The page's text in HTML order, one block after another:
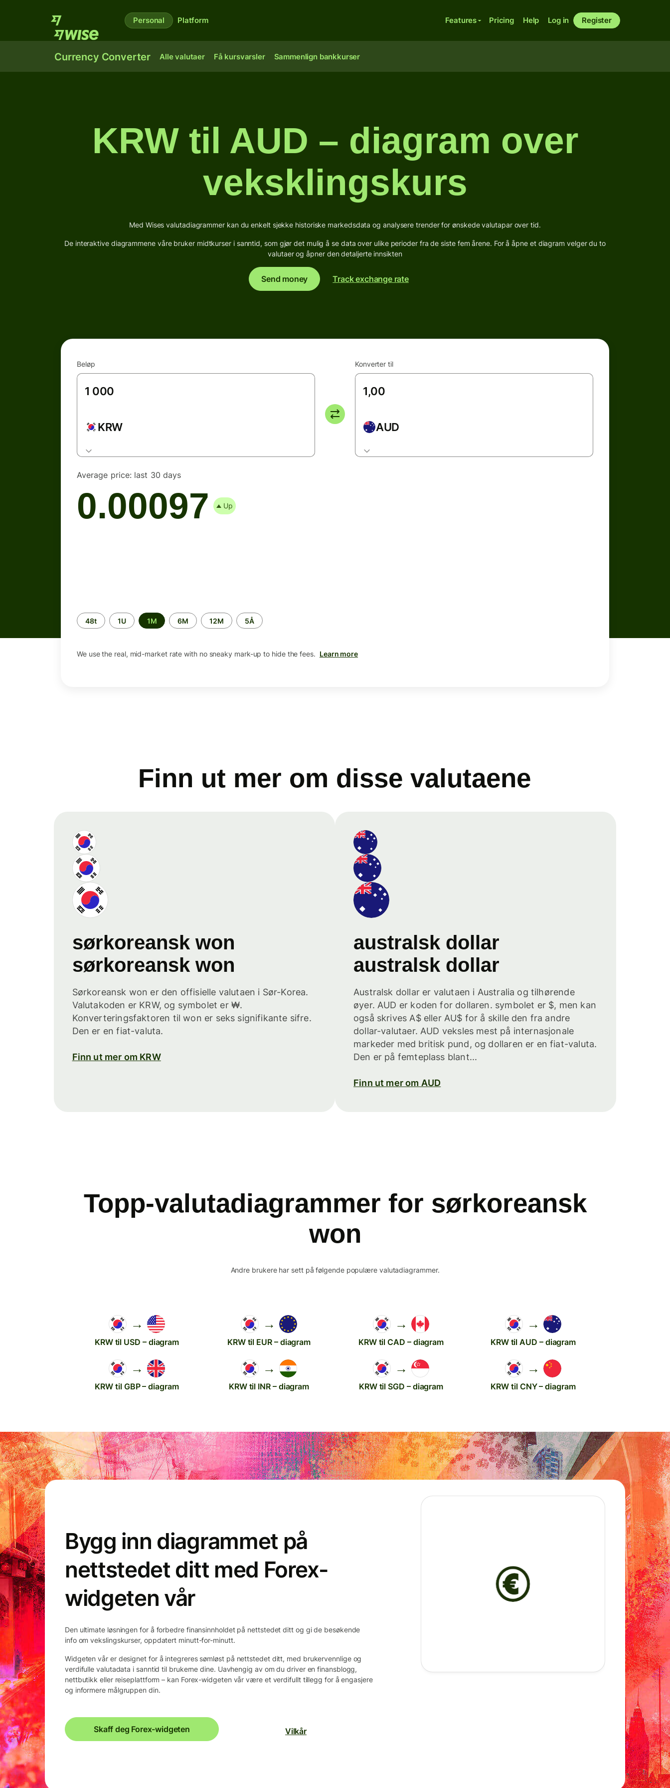
Personal Platform Features Pricing Help Log in Register
Currency Converter Alle valutaer Få kursvarsler Sammenlign bankkurser
KRW til AUD – diagram over
veksklingskurs
Med Wises valutadiagrammer kan du enkelt sjekke historiske markedsdata og analysere trender for ønskede valutapar over tid.
De interaktive diagrammene våre bruker midtkurser i sanntid, som gjør det mulig å se data over ulike perioder fra de siste fem årene. For å åpne et diagram velger du to
valutaer og åpner den detaljerte innsikten
Send money Track exchange rate
Beløp
KRW
Konverter til
AUD
Average price: last 30 days
0.00097 Up
Time
period
48t 1U 1M 6M 12M 5Å
We use the real, mid-market rate with no sneaky mark-up to hide the fees. Learn more
Finn ut mer om disse valutaene
sørkoreansk won
sørkoreansk won
Sørkoreansk won er den offisielle valutaen i Sør-Korea.
Valutakoden er KRW, og symbolet er ₩.
Konverteringsfaktoren til won er seks signifikante sifre.
Den er en fiat-valuta.
Finn ut mer om KRW
australsk dollar
australsk dollar
Australsk dollar er valutaen i Australia og tilhørende
øyer. AUD er koden for dollaren. symbolet er $, men kan
også skrives A$ eller AU$ for å skille den fra andre
dollar-valutaer. AUD veksles mest på internasjonale
markeder med britisk pund, og dollaren er en fiat-valuta.
Den er på femteplass blant...
Finn ut mer om AUD
Topp-valutadiagrammer for sørkoreansk
won
Andre brukere har sett på følgende populære valutadiagrammer.
→
KRW til USD – diagram
→
KRW til EUR – diagram
→
KRW til CAD – diagram
→
KRW til AUD – diagram
→
KRW til GBP – diagram
→
KRW til INR – diagram
→
KRW til SGD – diagram
→
KRW til CNY – diagram
Bygg inn diagrammet på
nettstedet ditt med Forex-
widgeten vår
Den ultimate løsningen for å forbedre finansinnholdet på nettstedet ditt og gi de besøkende
info om vekslingskurser, oppdatert minutt-for-minutt.
Widgeten vår er designet for å integreres sømløst på nettstedet ditt, med brukervennlige og
verdifulle valutadata i sanntid til brukerne dine. Uavhengig av om du driver en finansblogg,
nettbutikk eller reiseplattform – kan Forex-widgeten vår være et verdifullt tillegg for å engasjere
og informere målgruppen din.
Skaff deg Forex-widgeten Vilkår